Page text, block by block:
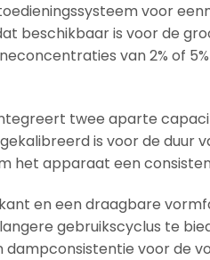
voor
beschikbaar is voor de
van 2% of
twee aparte
is voor de duur
het apparaat een
en een draagbare
gebruikscyclus te
voor de